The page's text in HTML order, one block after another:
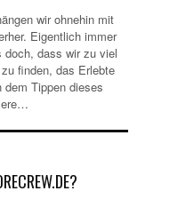
wir ohnehin mit
Eigentlich immer
dass wir zu viel
finden, das Erlebte
Tippen dieses